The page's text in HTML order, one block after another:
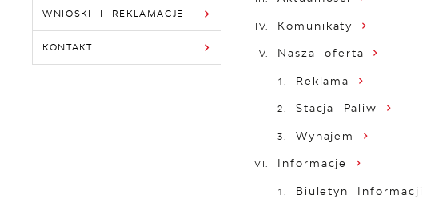
WNIOSKI I REKLAMACJE
KONTAKT
Komunikaty
Nasza oferta
Reklama
Stacja Paliw
Wynajem
Informacje
Biuletyn Informacji